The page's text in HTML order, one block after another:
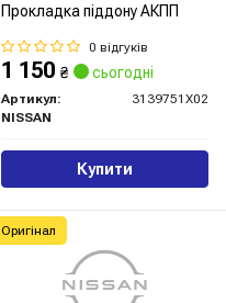
Прокладка піддону АКПП
0 відгуків
1 150 ₴ сьогодні
Артикул:
3139751X02
NISSAN
Купити
Оригінал